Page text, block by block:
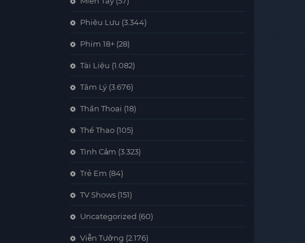
Phiêu Lưu (3.344)
Phim 18+ (28)
Tài Liệu (1.082)
Tâm Lý (3.676)
Thần Thoại (18)
Thể Thao (105)
Tình Cảm (3.323)
Trẻ Em (84)
TV Shows (151)
Uncategorized (60)
Viễn Tưởng (2.176)